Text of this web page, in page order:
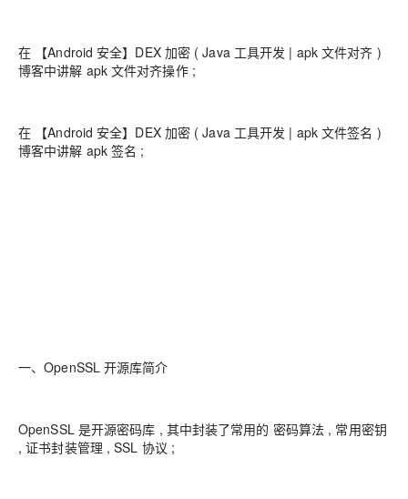
在 【Android 安全】DEX 加密 ( Java 工具开发 | apk 文件对齐 )
博客中讲解 apk 文件对齐操作 ;
在 【Android 安全】DEX 加密 ( Java 工具开发 | apk 文件签名 )
博客中讲解 apk 签名 ;
一、OpenSSL 开源库简介
OpenSSL 是开源密码库 , 其中封装了常用的 密码算法 , 常用密钥
, 证书封装管理 , SSL 协议 ;